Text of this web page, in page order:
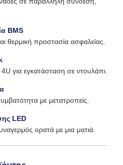
BMS
θερμική προστασία ασφαλείας.
για εγκατάσταση σε ντουλάπι.
με μετατροπείς.
LED
ορατά με μια ματιά.